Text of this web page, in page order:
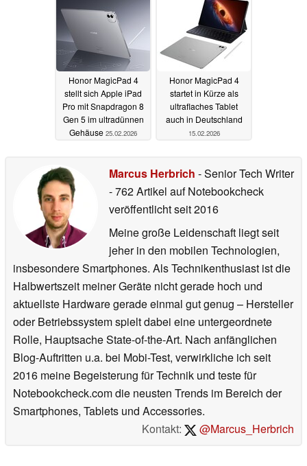
Honor MagicPad 4
stellt sich Apple iPad
Pro mit Snapdragon 8
Gen 5 im ultradünnen
Gehäuse 25.02.2026
Honor MagicPad 4
startet in Kürze als
ultraflaches Tablet
auch in Deutschland
15.02.2026
Marcus Herbrich - Senior Tech Writer
- 762 Artikel auf Notebookcheck
veröffentlichtseit 2016
Meine große Leidenschaft liegt seit
jeher in den mobilen Technologien,
insbesondere Smartphones. Als Technikenthusiast ist die
Halbwertszeit meiner Geräte nicht gerade hoch und
aktuellste Hardware gerade einmal gut genug – Hersteller
oder Betriebssystem spielt dabei eine untergeordnete
Rolle, Hauptsache State-of-the-Art. Nach anfänglichen
Blog-Auftritten u.a. bei Mobi-Test, verwirkliche ich seit
2016 meine Begeisterung für Technik und teste für
Notebookcheck.com die neusten Trends im Bereich der
Smartphones, Tablets und Accessories.
Kontakt:
@Marcus_Herbrich